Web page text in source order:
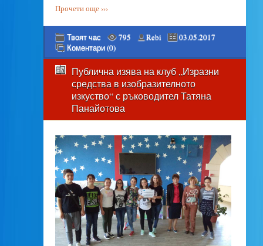
Прочети още ›››
Твоят час 795 Rebi
03.05.2017
Коментари (0)
Публична изява на клуб „Изразни
средства в изобразителното
изкуство“ с ръководител Татяна
Панайотова